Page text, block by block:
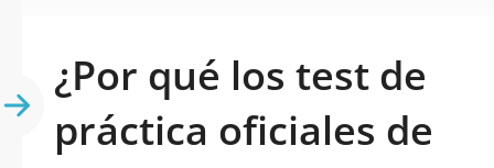
¿Por qué los test de
práctica oficiales de